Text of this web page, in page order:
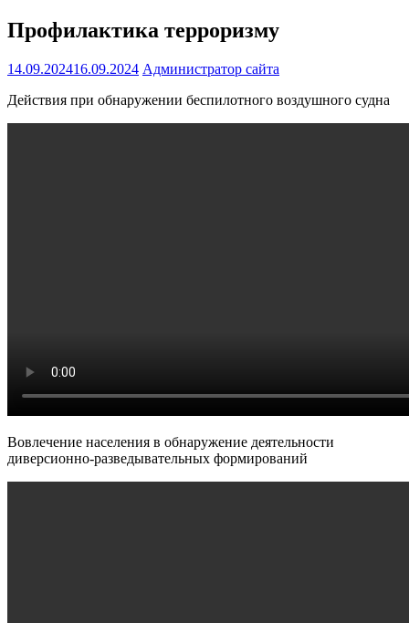
Профилактика терроризму
14.09.202416.09.2024 Администратор сайта
Действия при обнаружении беспилотного воздушного судна
Вовлечение населения в обнаружение деятельности
диверсионно-разведывательных формирований